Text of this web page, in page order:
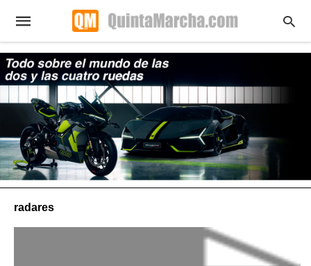
radares